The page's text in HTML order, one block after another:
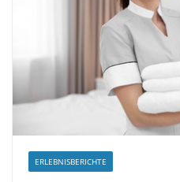
ERLEBNISBERICHTE